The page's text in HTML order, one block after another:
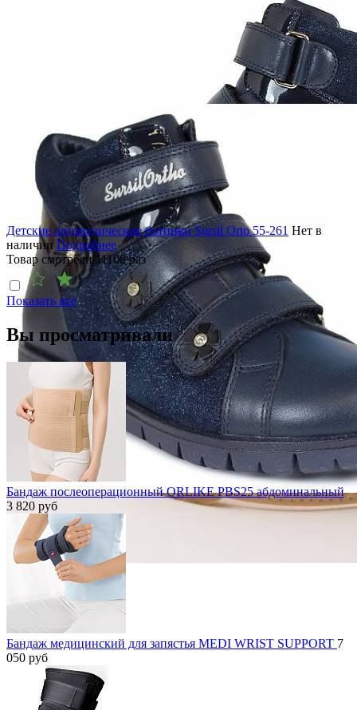
Детские ортопедические ботинки Sursil Orto 55-261 Нет в
наличии Подробнее
Товар смотрели11108раз
Показать все
Вы просматривали
Бандаж послеоперационный ORLIKE PBS25 абдоминальный
3 820 руб
Бандаж медицинский для запястья MEDI WRIST SUPPORT 7
050 руб